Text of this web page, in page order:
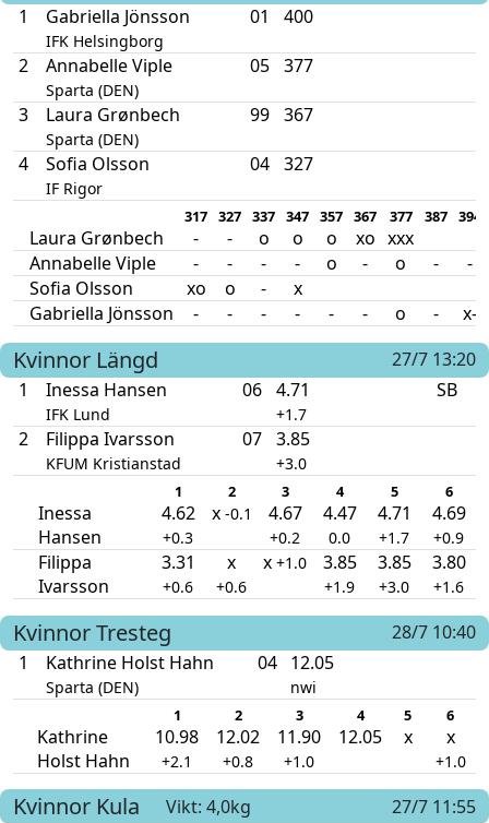
1 Gabriella Jönsson
IFK Helsingborg
01 400
2 Annabelle Viple
Sparta (DEN)
05 377
3 Laura Grønbech
Sparta (DEN)
99 367
4 Sofia Olsson
IF Rigor
04 327
317 327 337 347 357 367 377 387 394
Laura Grønbech - - o o o xo xxx
Annabelle Viple
- - - - o - o -
-
Sofia Olsson
xo o -
x
Gabriella Jönsson
- - - - - - o - x-
Kvinnor Längd
27/7 13:20
1
Inessa Hansen
IFK Lund
06 4.71
+1.7
SB
2 Filippa Ivarsson
KFUM Kristianstad
07 3.85
+3.0
1 2 3 4 5 6
Inessa
Hansen
4.62
+0.3
x -0.1 4.67
+0.2
4.47
0.0
4.71
+1.7
4.69
+0.9
Filippa
Ivarsson
3.31
+0.6
x
+0.6
x +1.0 3.85
+1.9
3.85
+3.0
3.80
+1.6
KvinnorTresteg
28/7 10:40
1
Kathrine Holst Hahn
Sparta (DEN)
04 12.05
nwi
1 2 3 4 5 6
Kathrine
Holst Hahn
10.98
+2.1
12.02
+0.8
11.90
+1.0
12.05 x x
+1.0
Kvinnor Kula Vikt: 4,0kg
27/7 11:55